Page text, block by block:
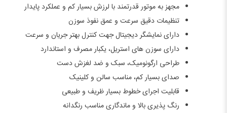
مجهز به موتور قدرتمند با لرزش بسیار کم و عملکرد پایدار
تنظیمات دقیق سرعت و عمق نفوذ سوزن
دارای نمایشگر دیجیتال جهت کنترل بهتر جریان و سرعت
دارای سوزن‌ های استریل، یکبار مصرف و استاندارد
طراحی ارگونومیک، سبک و ضد لغزش دست
صدای بسیار کم، مناسب سالن و کلینیک
قابلیت اجرای خطوط بسیار ظریف و طبیعی
رنگ‌ پذیری بالا و ماندگاری مناسب رنگدانه